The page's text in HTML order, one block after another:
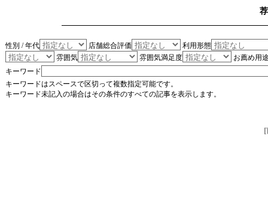
性別 / 年代 店舗総合評価
利用形態
雰囲気
雰囲気満足度
お薦め用
キーワード
キーワードはスペースで区切って複数指定可能です。
キーワード未記入の場合はその条件のすべての記事を表示します。
[